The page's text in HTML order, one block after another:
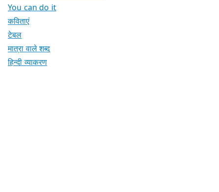
You can do it
कविताएं
टेबल
मात्रा वाले शब्द
हिन्दी व्याकरण